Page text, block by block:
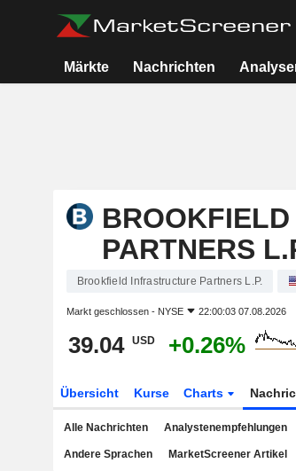
Märkte Nachrichten
PARTNERS
Brookfield Infrastructure Partners L.P.
Markt geschlossen - NYSE 22:00:03 07.08.2026
39.04 USD +0.26%
Übersicht Kurse Charts
Alle Nachrichten Analystenempfehlungen
Andere Sprachen MarketScreener Artikel